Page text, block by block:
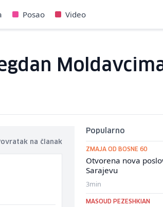
Posao Video
na članak
Popularno
ZMAJA OD BOSNE 60
Otvorena nova
Sarajevu
3min
MASOUD PEZESHKIAN